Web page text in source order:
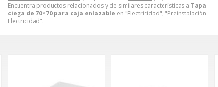
Encuentra productos relacionados y de similares características a Tapa
ciega de 70×70 para caja enlazable en "Electricidad", "Preinstalación
Electricidad".